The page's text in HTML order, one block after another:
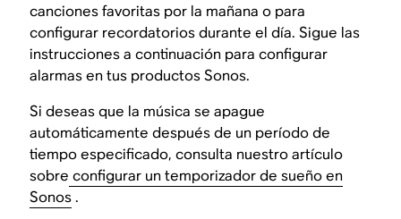
canciones favoritas por la mañana o para
configurar recordatorios durante el día. Sigue las
instrucciones a continuación para configurar
alarmas en tus productos Sonos.
Si deseas que la música se apague
automáticamente después de un período de
tiempo especificado, consulta nuestro artículo
sobre configurar un temporizador de sueño en
Sonos.